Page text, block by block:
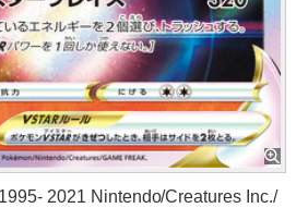
2021 Nintendo/Creatures Inc./